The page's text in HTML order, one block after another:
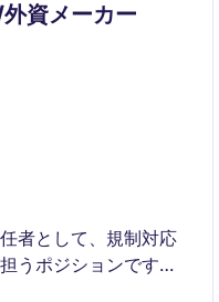
資メーカー
者として、規制対応
うポジションです。